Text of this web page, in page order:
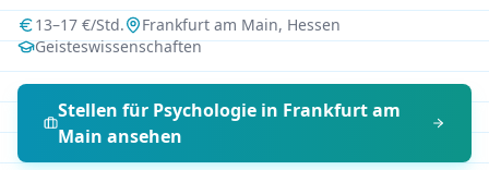
13–17 €/Std. Frankfurt am Main, Hessen
Geisteswissenschaften
Stellen für Psychologiein Frankfurt am
Main ansehen